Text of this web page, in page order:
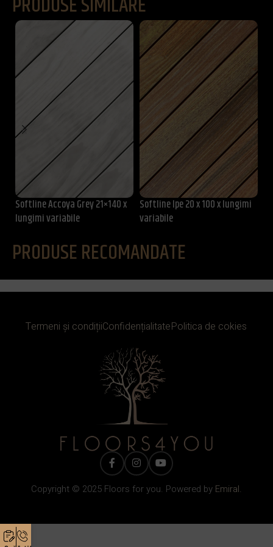
Softline Accoya Grey 21×140 x
lungimi variabile
Softline Ipe 20 x 100 x lungimi
variabile
PRODUSE RECOMANDATE
Copyright © 2025 Floors for you. Powered by Emiral.
Termeni și condițiiConfidențialitatePolitica de cokies